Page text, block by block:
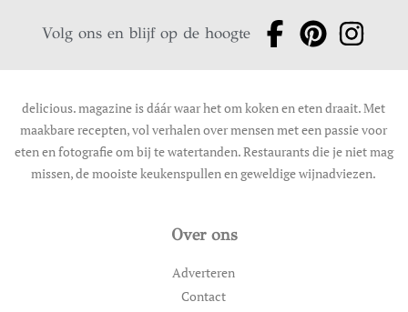
Volg ons en blijf op de hoogte
delicious. magazine is dáár waar het om koken en eten draait. Met
maakbare recepten, vol verhalen over mensen met een passie voor
eten en fotografie om bij te watertanden. Restaurants die je niet mag
missen, de mooiste keukenspullen en geweldige wijnadviezen.
Over ons
Adverteren
Contact